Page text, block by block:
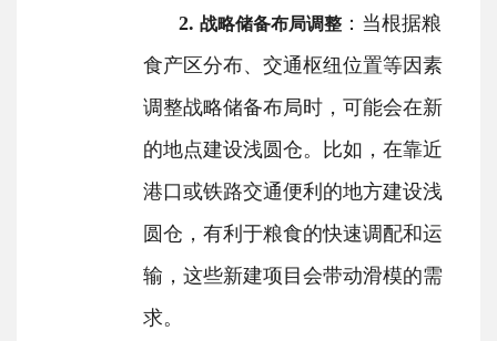
2. 战略储备布局调整：当根据粮
食产区分布、交通枢纽位置等因素
调整战略储备布局时，可能会在新
的地点建设浅圆仓。比如，在靠近
港口或铁路交通便利的地方建设浅
圆仓，有利于粮食的快速调配和运
输，这些新建项目会带动滑模的需
求。